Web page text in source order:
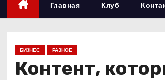
д
Главная Клуб
БИЗНЕС РАЗНОЕ
Контент,